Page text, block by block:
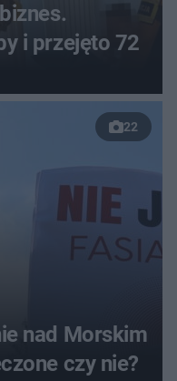
22
nad Morskim
czy nie?